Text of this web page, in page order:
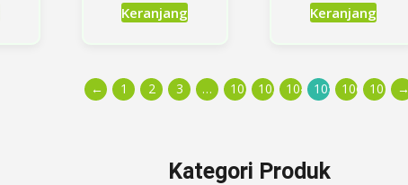
Keranjang Keranjang
← 1 2 3 … 102 103 104 105 106 107 →
Kategori Produk